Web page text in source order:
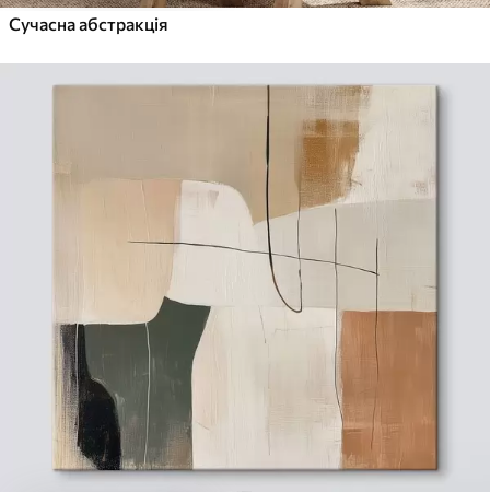
Сучасна абстракція